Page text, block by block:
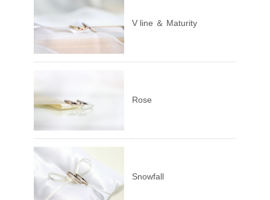
V line ＆ Maturity
Rose
Snowfall